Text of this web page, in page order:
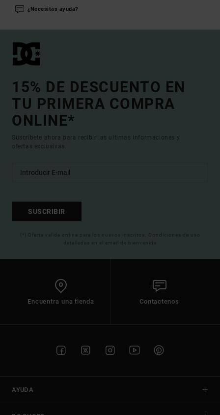
¿Necesitas ayuda?
15% DE DESCUENTO EN
TU PRIMERA COMPRA
ONLINE*
Suscríbete ahora para recibir las ultimas informaciones y
ofertas exclusivas.
SUSCRIBIR
(*) Oferta valida online para los nuevos inscritos. Condiciones de uso
detalladas en el email de bienvenida
Encuentra una tienda Contactenos
AYUDA